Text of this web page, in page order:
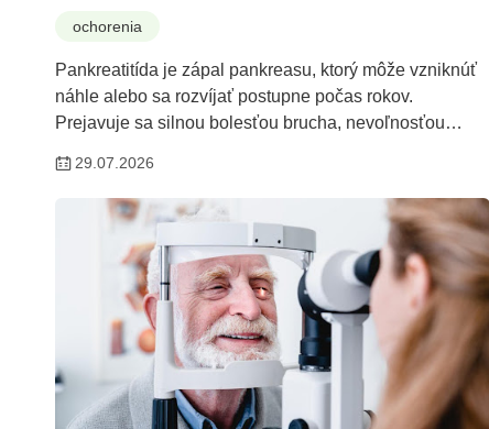
ochorenia
Pankreatitída je zápal pankreasu, ktorý môže vzniknúť
náhle alebo sa rozvíjať postupne počas rokov.
Prejavuje sa silnou bolesťou brucha, nevoľnosťou…
29.07.2026